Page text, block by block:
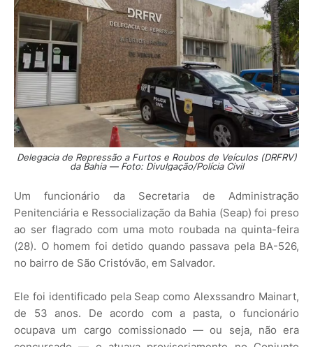
Delegacia de Repressão a Furtos e Roubos de Veículos (DRFRV)
da Bahia — Foto: Divulgação/Polícia Civil
Um funcionário da Secretaria de Administração
Penitenciária e Ressocialização da Bahia (Seap) foi preso
ao ser flagrado com uma moto roubada na quinta-feira
(28). O homem foi detido quando passava pela BA-526,
no bairro de São Cristóvão, em Salvador.
Ele foi identificado pela Seap como Alexssandro Mainart,
de 53 anos. De acordo com a pasta, o funcionário
ocupava um cargo comissionado — ou seja, não era